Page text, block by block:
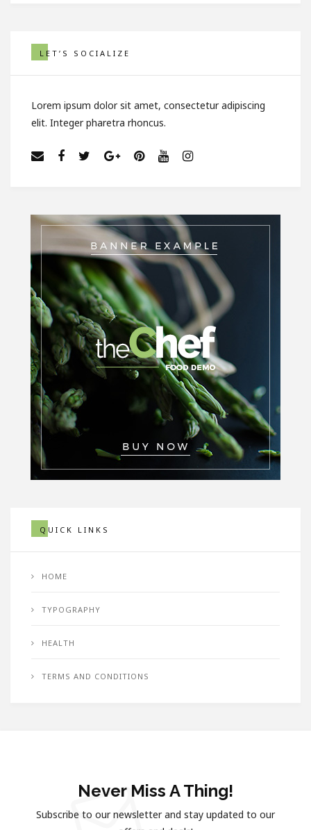
LET’S SOCIALIZE
Lorem ipsum dolor sit amet, consectetur adipiscing
elit. Integer pharetra rhoncus.
QUICK LINKS
HOME
TYPOGRAPHY
HEALTH
TERMS AND CONDITIONS
Never Miss A Thing!
Subscribe to our newsletter and stay updated to our